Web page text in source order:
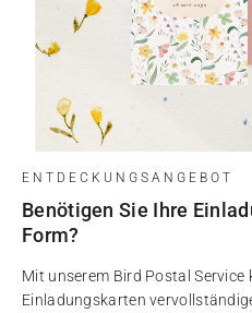
ENTDECKUNGSANGEBOT
Benötigen Sie Ihre
Form?
Mit unserem Bird Postal Service
Einladungskarten